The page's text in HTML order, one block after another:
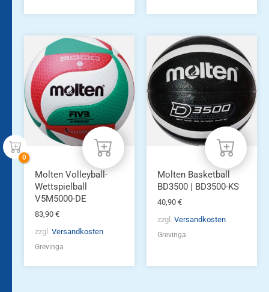
Molten Volleyball-
Wettspielball
V5M5000-DE
83,90 €
zzgl. Versandkosten
Grevinga
Molten Basketball
BD3500 | BD3500-KS
40,90 €
zzgl. Versandkosten
Grevinga